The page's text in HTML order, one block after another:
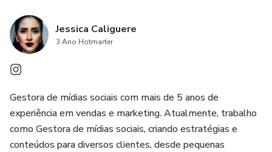
Jessica Caliguere
3 Ano Hotmarter
Gestora de mídias sociais com mais de 5 anos de
experiência em vendas e marketing. Atualmente, trabalho
como Gestora de mídias sociais, criando estratégias e
conteúdos para diversos clientes, desde pequenas